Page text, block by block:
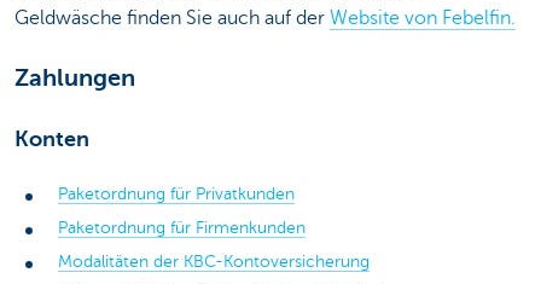
Geldwäsche finden Sie auch auf der Website von Febelfin.
Zahlungen
Konten
Paketordnung für Privatkunden
Paketordnung für Firmenkunden
Modalitäten der KBC-Kontoversicherung